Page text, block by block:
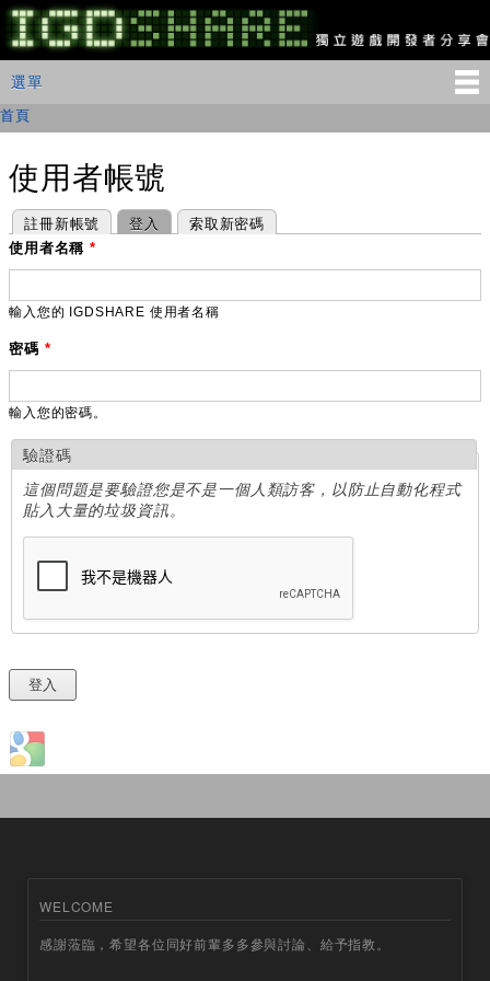
移
至
主
IGDSHARE
獨
遊
發
享
會
主選單
選單
您在這裡
首頁
使用者帳號
主要索引標籤
註冊新帳號 登入
(作用中頁籤) 索取新密碼
使用者名稱*
輸入您的 IGDSHARE 使用者名稱
密碼 *
輸入您的密碼。
驗證碼
這個問題是要驗證您是不是一個人類訪客，以防止自動化程式
貼入大量的垃圾資訊。
Login with Google
WELCOME
感謝蒞臨，希望各位同好前輩多多參與討論、給予指教。